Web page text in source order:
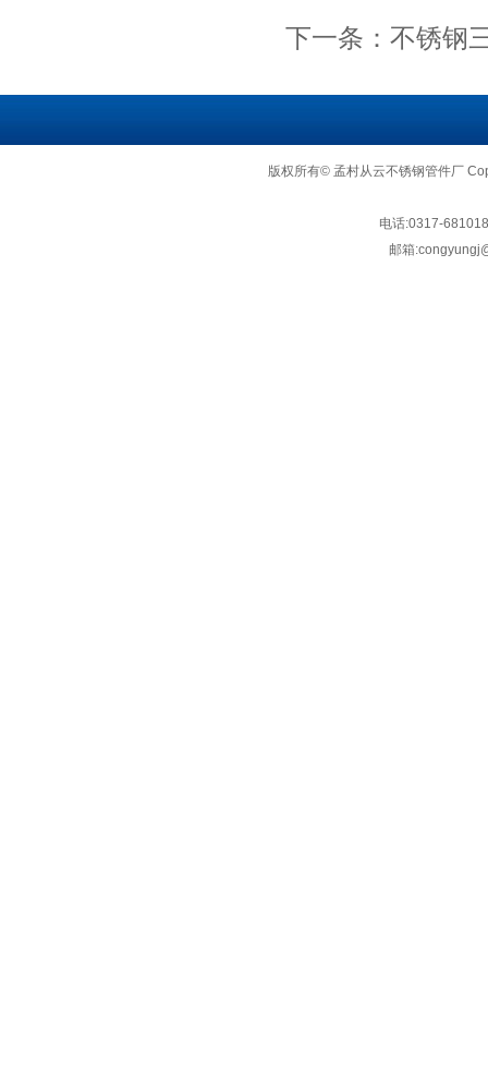
下一条： 不锈钢
版权所有© 孟村从云不锈钢管件厂
电话:0317-
邮箱: